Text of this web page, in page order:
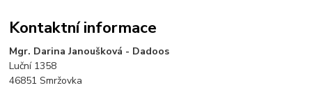
Kontaktní informace
Mgr. Darina Janoušková - Dadoos
Luční 1358
46851 Smržovka